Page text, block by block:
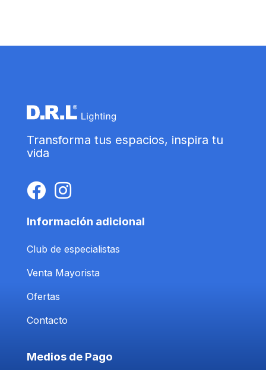
Transforma tus espacios, inspira tu
vida
Información adicional
Club de especialistas
Venta Mayorista
Ofertas
Contacto
Medios de Pago